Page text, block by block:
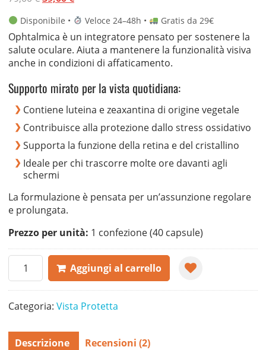
base di
originale
era:
79,00 €.
attuale
è:
39,00 €.
Disponibile • Veloce 24–48h • Gratis da 29€
Ophtalmica è un integratore pensato per sostenere la
salute oculare. Aiuta a mantenere la funzionalità visiva
anche in condizioni di affaticamento.
Supporto mirato per la vista quotidiana:
Contiene luteina e zeaxantina di origine vegetale
Contribuisce alla protezione dallo stress ossidativo
Supporta la funzione della retina e del cristallino
Ideale per chi trascorre molte ore davanti agli
schermi
La formulazione è pensata per un’assunzione regolare
e prolungata.
Prezzo per unità: 1 confezione (40 capsule)
Ophtalmica
quantità
Aggiungi al carrello
Categoria: Vista Protetta
Descrizione Recensioni (2)